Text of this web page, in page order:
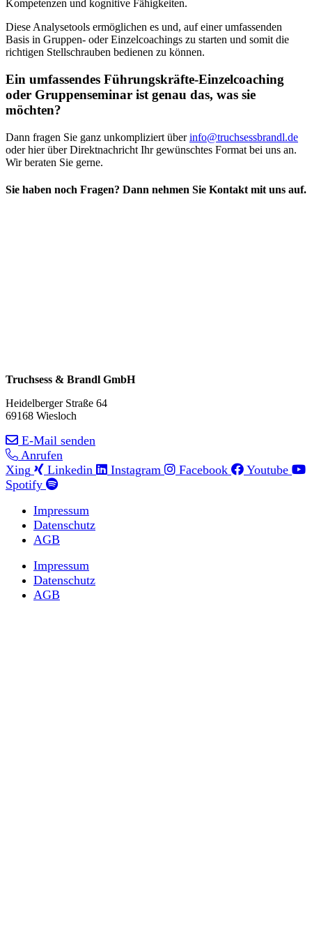
Kompetenzen und kognitive Fähigkeiten.
Diese Analysetools ermöglichen es und, auf einer umfassenden
Basis in Gruppen- oder Einzelcoachings zu starten und somit die
richtigen Stellschrauben bedienen zu können.
Ein umfassendes Führungskräfte-Einzelcoaching
oder Gruppenseminar ist genau das, was sie
möchten?
Dann fragen Sie ganz unkompliziert überinfo@truchsessbrandl.de
oder hier über Direktnachricht Ihr gewünschtes Format bei uns an.
Wir beraten Sie gerne.
Sie haben noch Fragen? Dann nehmen Sie Kontakt mit uns auf.
Truchsess & Brandl GmbH
Heidelberger Straße 64
69168 Wiesloch
E-Mail senden
Anrufen
Xing
Linkedin Instagram Facebook
Youtube
Spotify
Impressum
Datenschutz
AGB
Impressum
Datenschutz
AGB